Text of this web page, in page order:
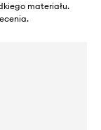
materiału.